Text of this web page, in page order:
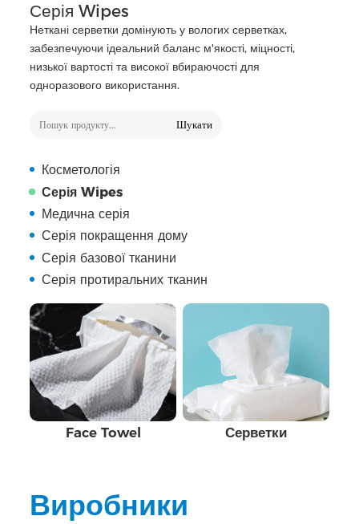
Серія Wipes
Неткані серветки домінують у вологих серветках,
забезпечуючи ідеальний баланс м'якості, міцності,
низької вартості та високої вбираючості для
одноразового використання.
Шукати
Косметологія
Серія Wipes
Медична серія
Серія покращення дому
Серія базової тканини
Серія протиральних тканин
Face Towel Серветки
Виробники